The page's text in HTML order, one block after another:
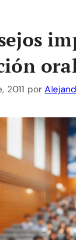
2011 por